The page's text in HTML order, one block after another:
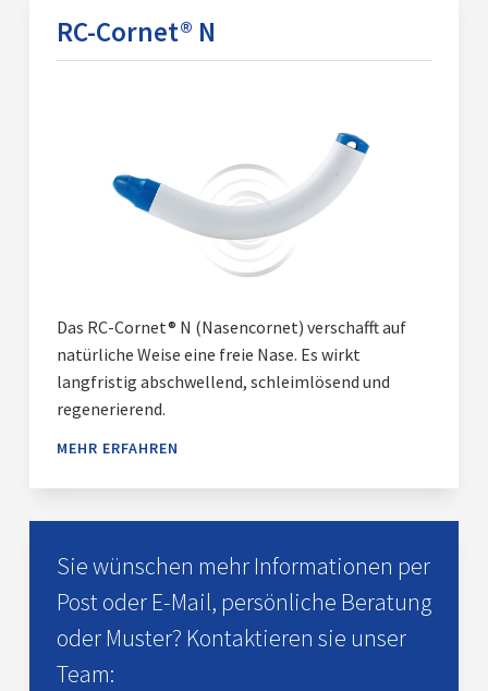
RC-Cornet® N
Das RC-Cornet® N (Nasencornet) verschafft auf
natürliche Weise eine freie Nase. Es wirkt
langfristig abschwellend, schleimlösend und
regenerierend.
MEHR ERFAHREN
Sie wünschen mehr Informationen per
Post oder E-Mail, persönliche Beratung
oder Muster? Kontaktieren sie unser
Team: